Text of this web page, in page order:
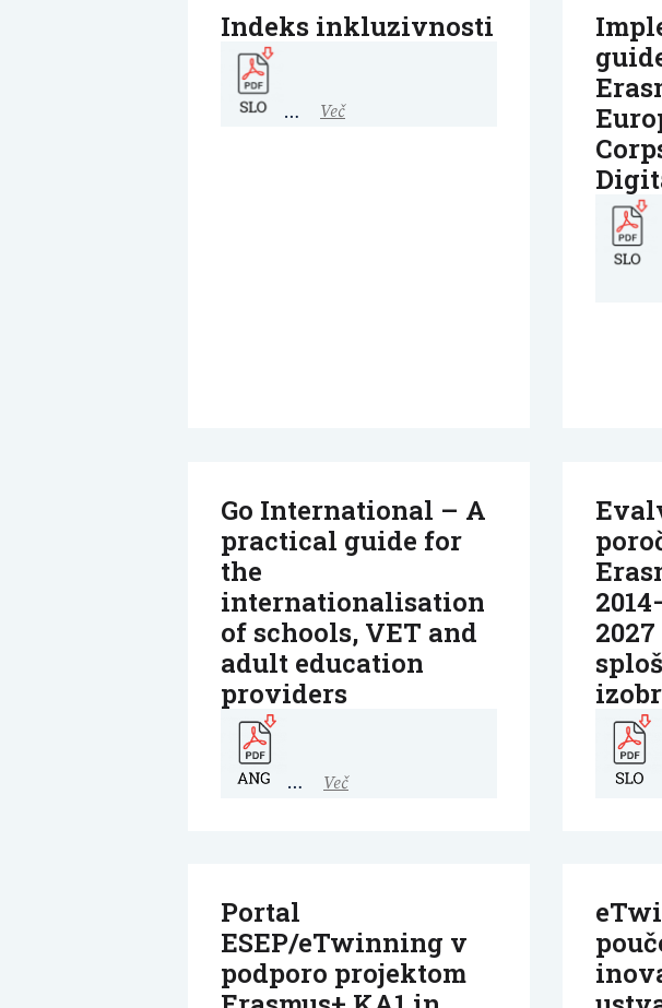
Indeks inkluzivnosti
… Več
Go International – A
practical guide for
the
internationalisation
of schools, VET and
adult education
providers
… Več
Portal
ESEP/eTwinning v
podporo projektom